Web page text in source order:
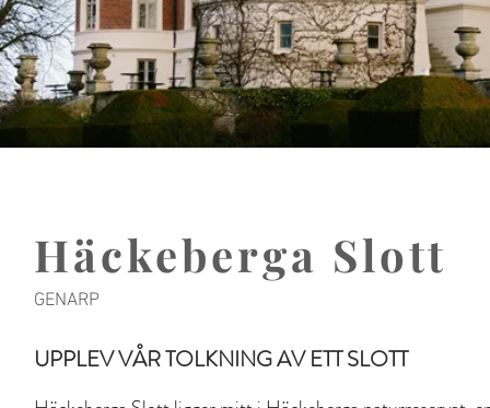
Häckeberga Slott
GENARP
UPPLEV VÅR TOLKNING AV ETT SLOTT